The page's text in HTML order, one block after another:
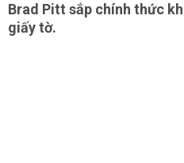
Brad Pitt sắp chính thức
giấy tờ.